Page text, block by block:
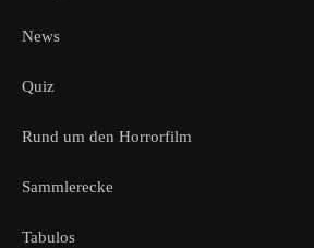
News
Quiz
Rund um den Horrorfilm
Sammlerecke
Tabulos